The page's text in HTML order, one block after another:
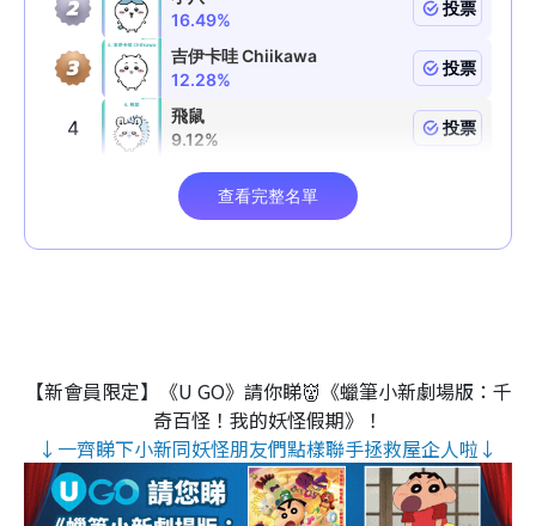
【新會員限定】《U GO》請你睇👹《蠟筆小新劇場版：千
奇百怪！我的妖怪假期》！
↓一齊睇下小新同妖怪朋友們點樣聯手拯救屋企人啦↓